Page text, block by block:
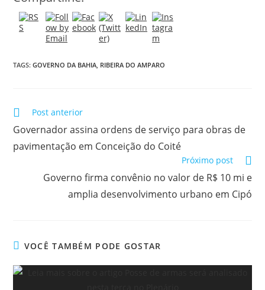
TAGS:GOVERNO DA BAHIA RIBEIRA DO AMPARO
Post anterior
Governador assina ordens de serviço para obras de
pavimentação em Conceição do Coité
Próximo post
Governo firma convênio no valor de R$ 10 mi e
amplia desenvolvimento urbano em Cipó
VOCÊ TAMBÉM PODE GOSTAR